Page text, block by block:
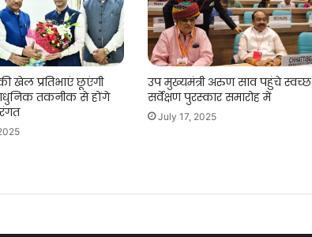
खेल प्रतिभाएं छूएंगी
तकनीक से होंगे
उप मुख्यमंत्री अरुण साव पहुंचे स्वच्छ
सर्वेक्षण पुरस्कार समारोह में
July 17, 2025